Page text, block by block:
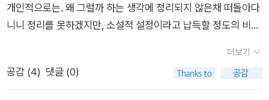
개인적으로는. 왜 그럴까 하는 생각에 정리되지 않은채 떠돌아다
니니 정리를 못하겠지만, 소설적 설정이라고 납득할 정도의 비현
는 있었던 해설이 실리지는 않았지만 책 날개에 대략적으로 적혀
져 있었는데, 뭔 소리인지. 이게 그정도인가? 라는 생각만 했다.
더보기
공감 (4) 댓글 (0)